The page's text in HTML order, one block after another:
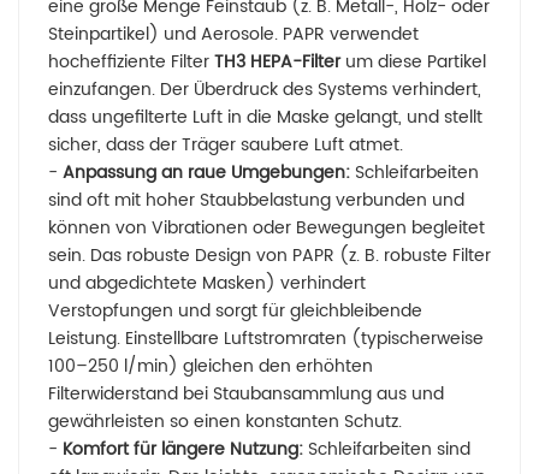
eine große Menge Feinstaub (z. B. Metall-, Holz- oder
Steinpartikel) und Aerosole. PAPR verwendet
hocheffiziente FilterTH3 HEPA-Filterum diese Partikel
einzufangen. Der Überdruck des Systems verhindert,
dass ungefilterte Luft in die Maske gelangt, und stellt
sicher, dass der Träger saubere Luft atmet.
- Anpassung an raue Umgebungen: Schleifarbeiten
sind oft mit hoher Staubbelastung verbunden und
können von Vibrationen oder Bewegungen begleitet
sein. Das robuste Design von PAPR (z. B. robuste Filter
und abgedichtete Masken) verhindert
Verstopfungen und sorgt für gleichbleibende
Leistung. Einstellbare Luftstromraten (typischerweise
100–250 l/min) gleichen den erhöhten
Filterwiderstand bei Staubansammlung aus und
gewährleisten so einen konstanten Schutz.
- Komfort für längere Nutzung: Schleifarbeiten sind